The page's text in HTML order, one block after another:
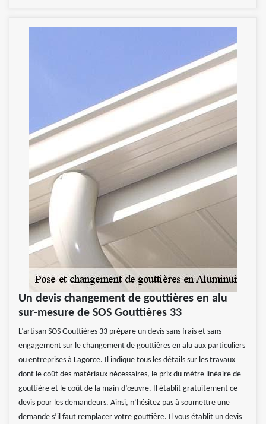
Un devis changement de gouttières en alu
sur-mesure de SOS Gouttières 33
L’artisan SOS Gouttières 33 prépare un devis sans frais et sans
engagement sur le changement de gouttières en alu aux particuliers
ou entreprises à Lagorce. Il indique tous les détails sur les travaux
dont le coût des matériaux nécessaires, le prix du mètre linéaire de
gouttière et le coût de la main-d’œuvre. Il établit gratuitement ce
devis pour les demandeurs. Ainsi, n’hésitez pas à soumettre une
demande s’il faut remplacer votre gouttière. Il vous établit un devis